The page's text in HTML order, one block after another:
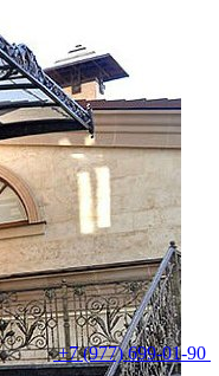
+7 (977) 699-01-90